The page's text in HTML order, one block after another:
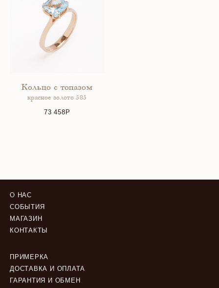
Кольцо с топазом
красное золото 585
73 458
О НАС
СОБЫТИЯ
МАГАЗИН
КОНТАКТЫ
ПРИМЕРКА
ДОСТАВКА И ОПЛАТА
ГАРАНТИЯ И ОБМЕН